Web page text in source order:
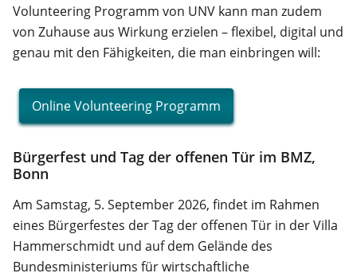
Volunteering Programm von UNV kann man zudem
von Zuhause aus Wirkung erzielen – flexibel, digital und
genau mit den Fähigkeiten, die man einbringen will:
Online Volunteering Programm
Bürgerfest und Tag der offenen Tür im BMZ,
Bonn
Am Samstag, 5. September 2026, findet im Rahmen
eines Bürgerfestes der Tag der offenen Tür in der Villa
Hammerschmidt und auf dem Gelände des
Bundesministeriums für wirtschaftliche